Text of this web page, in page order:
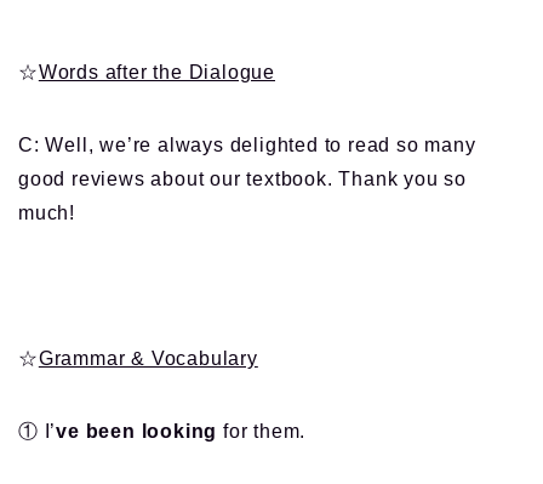
☆Words after the Dialogue
C: Well, we’re always delighted to read so many
good reviews about our textbook. Thank you so
much!
☆Grammar & Vocabulary
① I’ve been looking for them.